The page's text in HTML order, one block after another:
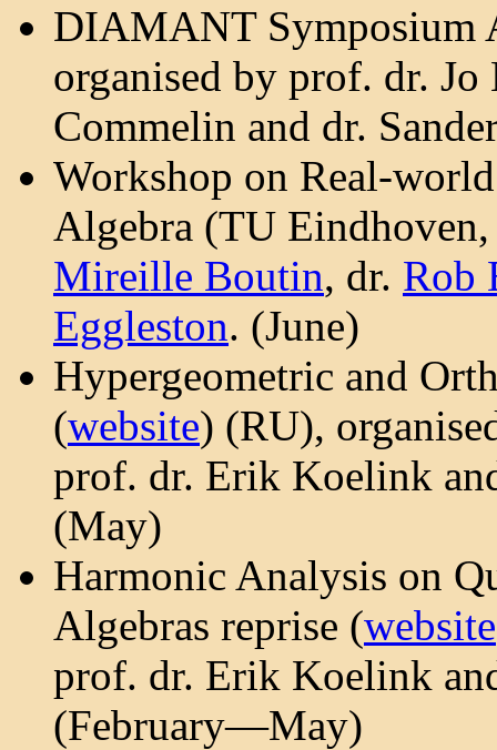
DIAMANT Symposium
organised by prof. dr.
Commelin and dr.
Workshop on Real-
Algebra (TU
Mireille Boutin, dr. Rob
Eggleston. (June)
Hypergeometric and
(website) (RU),
prof. dr. Erik Koelink
(May)
Harmonic Analysis on
Algebras reprise (website
prof. dr. Erik Koelink
(February—May)